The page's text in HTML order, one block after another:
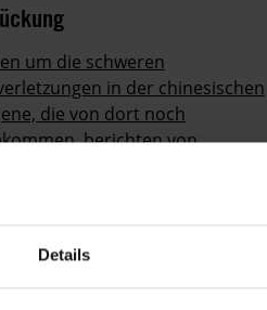
Details
um die schweren
in der chinesischen
die von dort noch
berichten von